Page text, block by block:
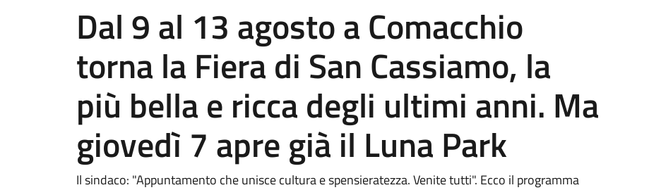
Dal 9 al 13 agosto a Comacchio
torna la Fiera di San Cassiamo, la
più bella e ricca degli ultimi anni. Ma
giovedì 7 apre già il Luna Park
Il sindaco: "Appuntamento che unisce cultura e spensieratezza. Venite tutti". Ecco il programma